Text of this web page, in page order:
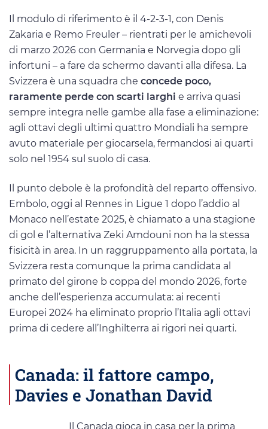
Il modulo di riferimento è il 4-2-3-1, con Denis
Zakaria e Remo Freuler – rientrati per le amichevoli
di marzo 2026 con Germania e Norvegia dopo gli
infortuni – a fare da schermo davanti alla difesa. La
Svizzera è una squadra che concede poco,
raramente perde con scarti larghi e arriva quasi
sempre integra nelle gambe alla fase a eliminazione:
agli ottavi degli ultimi quattro Mondiali ha sempre
avuto materiale per giocarsela, fermandosi ai quarti
solo nel 1954 sul suolo di casa.
Il punto debole è la profondità del reparto offensivo.
Embolo, oggi al Rennes in Ligue 1 dopo l’addio al
Monaco nell’estate 2025, è chiamato a una stagione
di gol e l’alternativa Zeki Amdouni non ha la stessa
fisicità in area. In un raggruppamento alla portata, la
Svizzera resta comunque la prima candidata al
primato del girone b coppa del mondo 2026, forte
anche dell’esperienza accumulata: ai recenti
Europei 2024 ha eliminato proprio l’Italia agli ottavi
prima di cedere all’Inghilterra ai rigori nei quarti.
Canada: il fattore campo,
Davies e Jonathan David
Il Canada gioca in casa per la prima